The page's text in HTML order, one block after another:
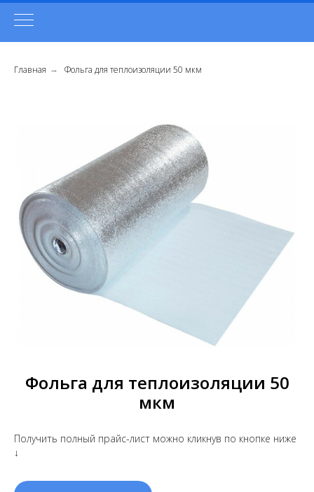
Главная → Фольга для теплоизоляции 50 мкм
Фольга для теплоизоляции 50
мкм
Получить полный прайс-лист можно кликнув по кнопке ниже
↓